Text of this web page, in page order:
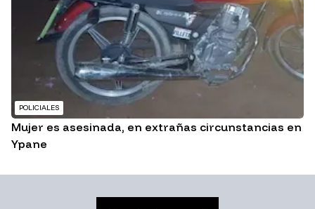
POLICIALES
Mujer es asesinada, en extrañas circunstancias en
Ypane